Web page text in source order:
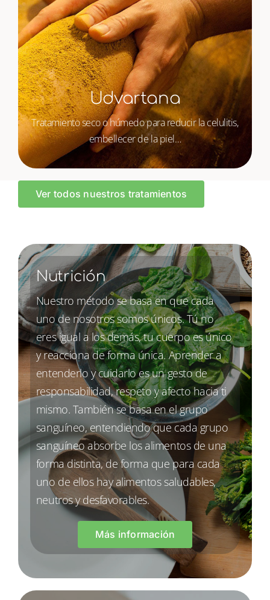
Udvartana
Tratamiento seco o húmedo para reducir la celulitis,
embellecer de la piel…
Ver todos nuestros tratamientos
Nutrición
Nuestro método se basa en que cada
uno de nosotros somos únicos. Tú no
eres igual a los demás, tu cuerpo es único
y reacciona de forma única. Aprender a
entenderlo y cuidarlo es un gesto de
responsabilidad, respeto y afecto hacia ti
mismo. También se basa en el grupo
sanguíneo, entendiendo que cada grupo
sanguíneo absorbe los alimentos de una
forma distinta, de forma que para cada
uno de ellos hay alimentos saludables,
neutros y desfavorables.
Más información